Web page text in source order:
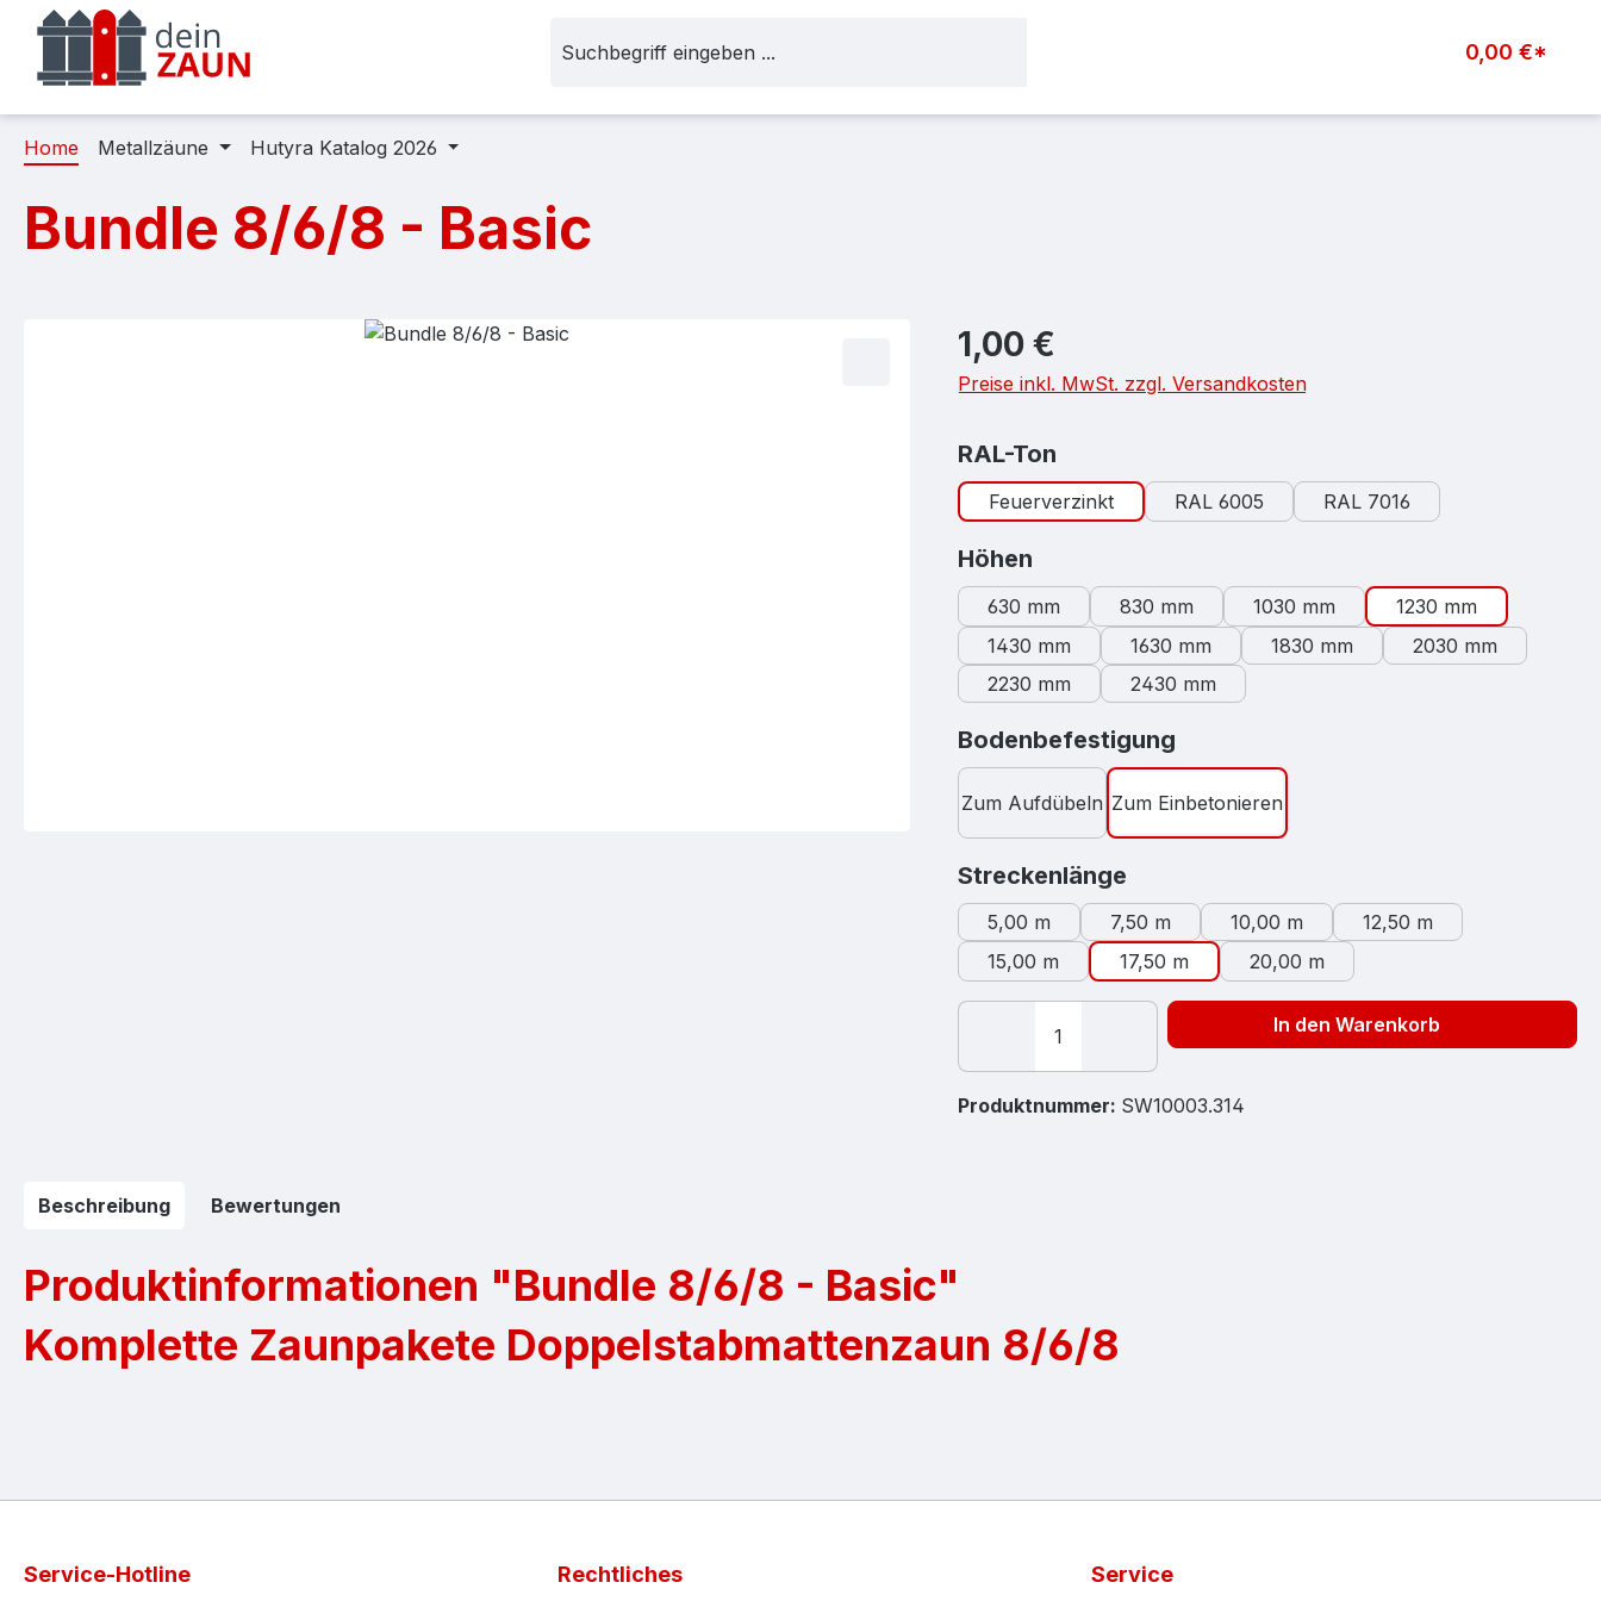
Hauptinhalt springen
Zur Suche springen
Zur Hauptnavigation springen
0,00 €*
Home Metallzäune Hutyra Katalog 2026
Bundle 8/6/8 - Basic
Regulärer Preis:
1,00 €
Preise inkl. MwSt. zzgl. Versandkosten
RAL-Ton
Feuerverzinkt RAL 6005 RAL 7016
Höhen
630 mm 830 mm 1030 mm
1230 mm
1430 mm
1630 mm 1830 mm
2030 mm
2230 mm
2430 mm
Bodenbefestigung
Zum Aufdübeln Zum Einbetonieren
Streckenlänge
5,00 m 7,50 m 10,00 m
12,50 m
15,00 m
17,50 m 20,00 m
In den Warenkorb
Produktnummer: SW10003.314
Beschreibung Bewertungen
Produktinformationen "Bundle 8/6/8 - Basic"
Komplette Zaunpakete Doppelstabmattenzaun 8/6/8
Service-Hotline Rechtliches Service